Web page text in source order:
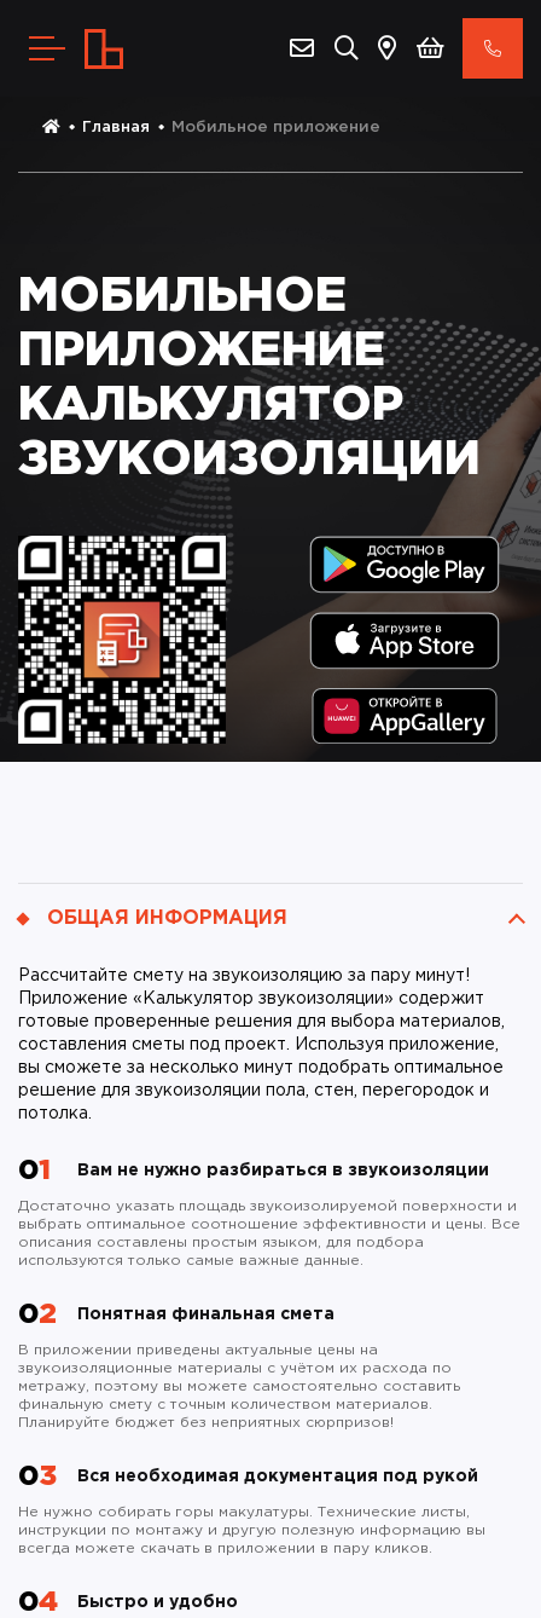
Главная Мобильное приложение
МОБИЛЬНОЕ
ПРИЛОЖЕНИЕ
КАЛЬКУЛЯТОР
ЗВУКОИЗОЛЯЦИИ
ОБЩАЯ ИНФОРМАЦИЯ
Рассчитайте смету на звукоизоляцию за пару минут!
Приложение «Калькулятор звукоизоляции» содержит
готовые проверенные решения для выбора материалов,
составления сметы под проект. Используя приложение,
вы сможете за несколько минут подобрать оптимальное
решение для звукоизоляции пола, стен, перегородок и
потолка.
01 Вам не нужно разбираться в звукоизоляции
Достаточно указать площадь звукоизолируемой поверхности и
выбрать оптимальное соотношение эффективности и цены. Все
описания составлены простым языком, для подбора
используются только самые важные данные.
02 Понятная финальная смета
В приложении приведены актуальные цены на
звукоизоляционные материалы с учётом их расхода по
метражу, поэтому вы можете самостоятельно составить
финальную смету с точным количеством материалов.
Планируйте бюджет без неприятных сюрпризов!
03 Вся необходимая документация под рукой
Не нужно собирать горы макулатуры. Технические листы,
инструкции по монтажу и другую полезную информацию вы
всегда можете скачать в приложении в пару кликов.
04 Быстро и удобно